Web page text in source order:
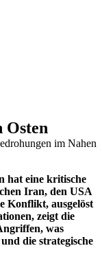
Osten
im Nahen
hat eine kritische
Iran, den USA
Konflikt, ausgelöst
zeigt die
was
die strategische